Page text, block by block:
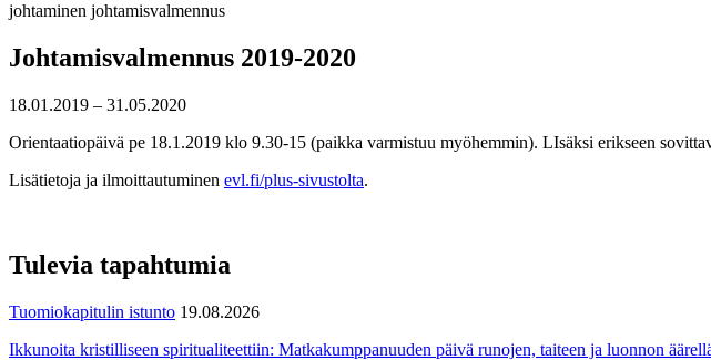
johtaminen johtamisvalmennus
Johtamisvalmennus 2019-2020
18.01.2019 – 31.05.2020
Orientaatiopäivä pe 18.1.2019 klo 9.30-15 (paikka varmistuu myöhemmin). LIsäksi erikseen
Lisätietoja ja ilmoittautuminen evl.fi/plus-sivustolta.
Tulevia tapahtumia
Tuomiokapitulin istunto 19.08.2026
Ikkunoita kristilliseen spiritualiteettiin: Matkakumppanuuden päivä runojen, taiteen ja luonnon